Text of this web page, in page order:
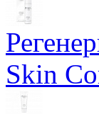
Skin